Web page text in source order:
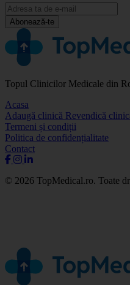
Abonează-te
Topul Clinicilor Medicale din
Acasa
Adaugă clinică Revendică
Termeni și condiții
Politica de confidențialitate
Contact
© 2026 TopMedical.ro. Toate